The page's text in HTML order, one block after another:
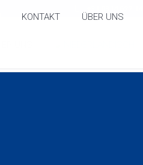
KONTAKT ÜBER UNS